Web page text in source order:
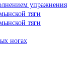
упражнения
тяги
тяги
ногах